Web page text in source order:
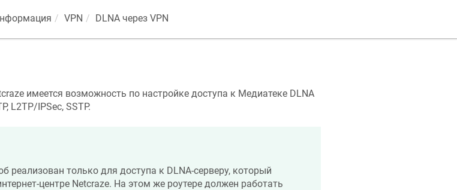
VPN DLNA через VPN
имеется возможность по настройке доступа к Медиатеке DLNA
L2TP/IPSec, SSTP.
реализован только для доступа к DLNA-серверу, который
центре Netcraze. На этом же роутере должен работать